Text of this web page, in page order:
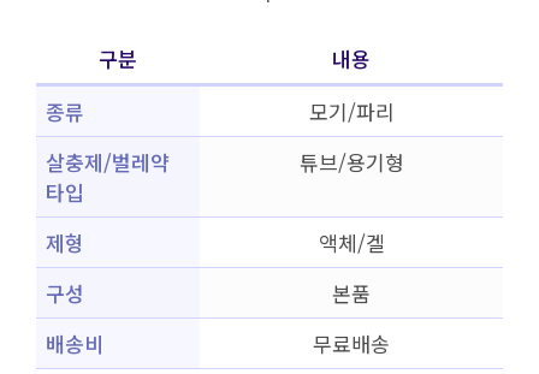
구분
내용
종류
모기/파리
살충제/벌레약
타입
튜브/용기형
제형
액체/겔
구성
본품
배송비
무료배송